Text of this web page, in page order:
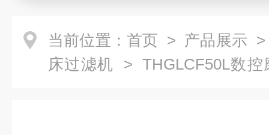
当前位置： 首页 > 产品展示
床过滤机 > THGLCF50L数控